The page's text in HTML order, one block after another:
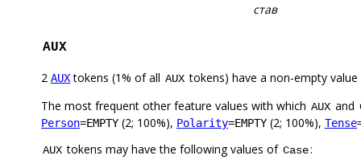
став
AUX
2 AUXtokens (1% of all AUX tokens) have a non-empty
The most frequent other feature values with which AUX and
Person=EMPTY (2; 100%), Polarity=EMPTY (2; 100%), Tense
AUX tokens may have the following values of Case: